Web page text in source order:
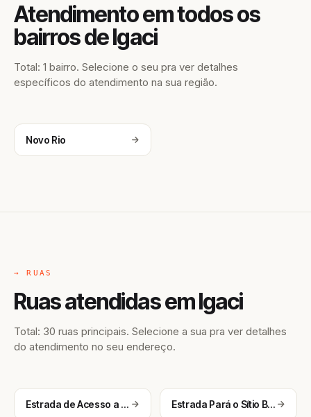
Atendimento em todos os
bairros de Igaci
Total: 1 bairro. Selecione o seu pra ver detalhes
específicos do atendimento na sua região.
Novo Rio
→ RUAS
Ruas atendidas em Igaci
Total: 30 ruas principais. Selecione a sua pra ver detalhes
do atendimento no seu endereço.
Estrada de Acesso a Mata Amarela Estrada Pará o Sítio Barro Vermelho